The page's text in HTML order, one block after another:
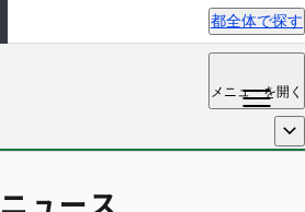
都全体で探す
メニューを開く
開く
ニュース